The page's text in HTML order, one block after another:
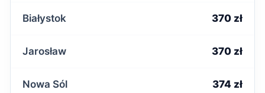
Białystok 370 zł
Jarosław 370 zł
Nowa Sól 374 zł